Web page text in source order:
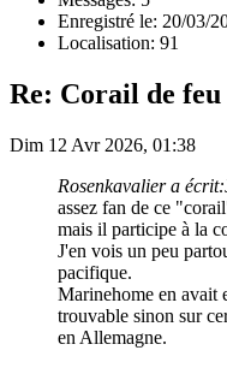
Enregistré le: 20/03/
Localisation: 91
Re: Corail de feu
Dim 12 Avr 2026, 01:38
Rosenkavalier a écrit:
assez fan de ce
mais il participe à la
J'en vois un peu
pacifique.
Marinehome en avait
trouvable sinon sur
en Allemagne.